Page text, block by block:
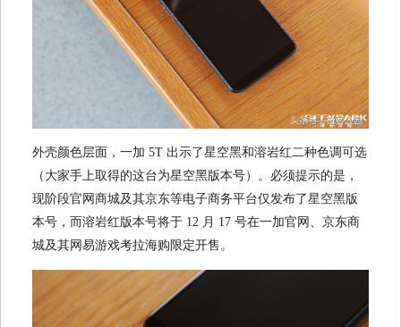
外壳颜色层面，一加 5T 出示了星空黑和溶岩红二种色调可选
（大家手上取得的这台为星空黑版本号）。必须提示的是，
现阶段官网商城及其京东等电子商务平台仅发布了星空黑版
本号，而溶岩红版本号将于 12 月 17 号在一加官网、京东商
城及其网易游戏考拉海购限定开售。